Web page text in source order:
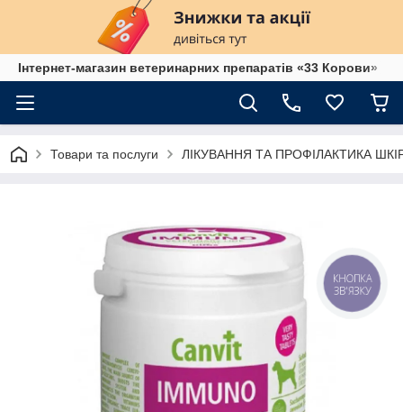
Інтернет-магазин ветеринарних препаратів «33 Корови»
Товари та послуги ЛІКУВАННЯ ТА ПРОФІЛАКТИКА
КНОПКА
ЗВ'ЯЗКУ